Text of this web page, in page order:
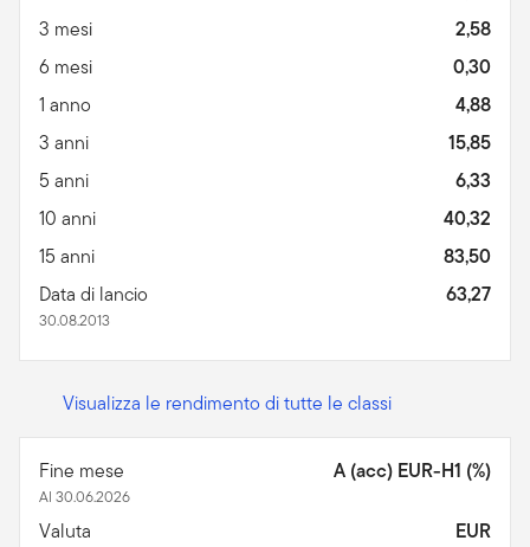
3 mesi
2,58
6 mesi
0,30
1 anno
4,88
3 anni
15,85
5 anni
6,33
10 anni
40,32
15 anni
83,50
Data di lancio
30.08.2013
63,27
Visualizza le rendimento di tutte le classi
Fine mese
Al 30.06.2026
A (acc) EUR-H1 (%)
Valuta
EUR